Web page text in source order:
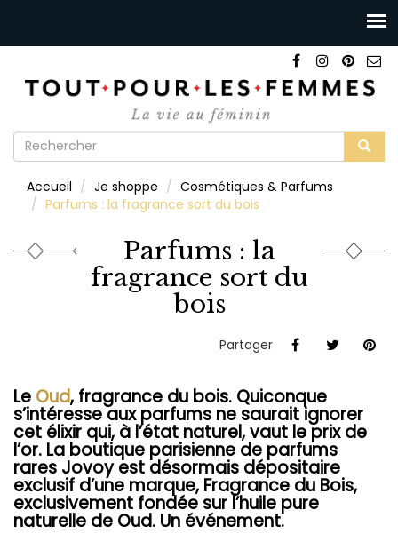
Formulaire
recherche
Accueil Je shoppe
Cosmétiques & Parfums
Parfums : la fragrance sort du bois
Parfums : la
fragrance sort du
bois
Partager
Le Oud, fragrance du bois. Quiconque
s’intéresse aux parfums ne saurait ignorer
cet élixir qui, à l’état naturel, vaut le prix de
l’or. La boutique parisienne de parfums
rares Jovoy est désormais dépositaire
exclusif d’une marque, Fragrance du Bois,
exclusivement fondée sur l’huile pure
naturelle de Oud. Un événement.